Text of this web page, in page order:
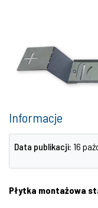
Informacje
Data publikacji: 16
Płytka montażowa